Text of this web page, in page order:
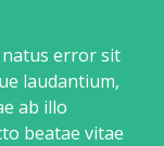
natus error sit
laudantium,
ab illo
beatae vitae